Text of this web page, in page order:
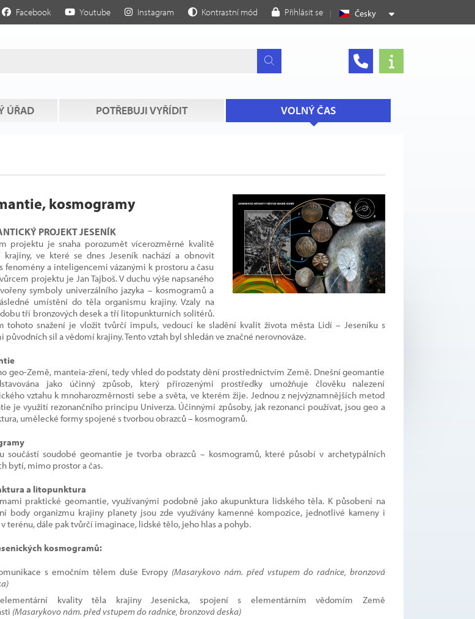
Česky
Facebook Youtube Instagram Kontrastní mód Přihlásit se
ÚŘAD POTŘEBUJI VYŘÍDIT VOLNÝ ČAS
kosmogramy
PROJEKT JESENÍK
projektu je snaha porozumět vícerozměrné kvalitě
krajiny, ve které se dnes Jeseník nachází a obnovit
fenomény a inteligencemi vázanými k prostoru a času
projektu je Jan Tajboš. V duchu výše napsaného
symboly univerzálního jazyka – kosmogramů a
umístění do těla organismu krajiny. Vzaly na
tří bronzových desek a tří litopunkturních solitérů.
tohoto snažení je vložit tvůrčí impuls, vedoucí ke sladění kvalit života města Lidí – Jeseníku s
původních sil a vědomí krajiny. Tento vztah byl shledán ve značné nerovnováze.
geo-Země, manteia-zření, tedy vhled do podstaty dění prostřednictvím Země. Dnešní geomantie
jako účinný způsob, který přirozenými prostředky umožňuje člověku nalezení
vztahu k mnoharozměrnosti sebe a světa, ve kterém žije. Jednou z nejvýznamnějších metod
je využití rezonančního principu Univerza. Účinnými způsoby, jak rezonanci používat, jsou geo a
umělecké formy spojené s tvorbou obrazců – kosmogramů.
součástí soudobé geomantie je tvorba obrazců – kosmogramů, které působí v archetypálních
bytí, mimo prostor a čas.
a litopunktura
praktické geomantie, využívanými podobně jako akupunktura lidského těla. K působení na
body organizmu krajiny planety jsou zde využívány kamenné kompozice, jednotlivé kameny i
terénu, dále pak tvůrčí imaginace, lidské tělo, jeho hlas a pohyb.
kosmogramů:
s emočním tělem duše Evropy (Masarykovo nám. před vstupem do radnice, bronzová
kvality těla krajiny Jesenicka, spojení s elementárním vědomím Země
(Masarykovo nám. před vstupem do radnice, bronzová deska)